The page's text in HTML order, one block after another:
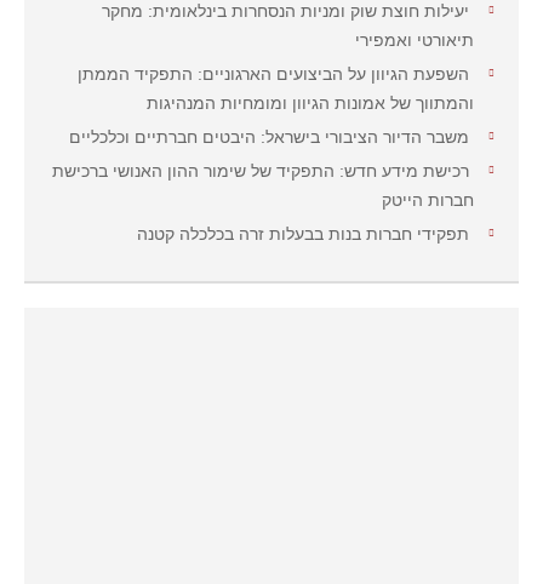
יעילות חוצת שוק ומניות הנסחרות בינלאומית: מחקר
תיאורטי ואמפירי
השפעת הגיוון על הביצועים הארגוניים: התפקיד הממתן
והמתווך של אמונות הגיוון ומומחיות המנהיגות
משבר הדיור הציבורי בישראל: היבטים חברתיים וכלכליים
רכישת מידע חדש: התפקיד של שימור ההון האנושי ברכישת
חברות הייטק
תפקידי חברות בנות בבעלות זרה בכלכלה קטנה